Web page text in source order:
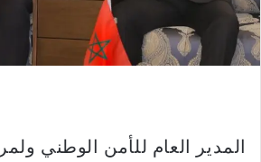
المدير العام للأمن الوطني